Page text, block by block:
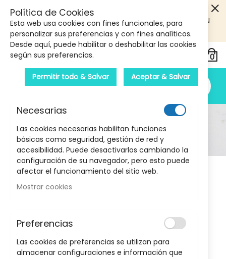
5€ DE DESCUENTO EN TU PRIMERA COMPRA! SOLO
PRODUCTOS DE PARAFARMACIA Y ORTOPEDIA QUE SUPEREN
LOS 40€CUPON: PRIMERA10
Higiene Y Salud
Inicio Higiene y salud
Política de Cookies
Esta web usa cookies con fines funcionales, para
personalizar sus preferencias y con fines analíticos.
Desde aquí, puede habilitar o deshabilitar las cookies
según sus preferencias.
Permitir todo & Salvar Aceptar & Salvar
Necesarias
Las cookies necesarias habilitan funciones
básicas como seguridad, gestión de red y
accesibilidad. Puede desactivarlos cambiando la
configuración de su navegador, pero esto puede
afectar el funcionamiento del sitio web.
Mostrar cookies
Preferencias
Las cookies de preferencias se utilizan para
almacenar configuraciones e información que